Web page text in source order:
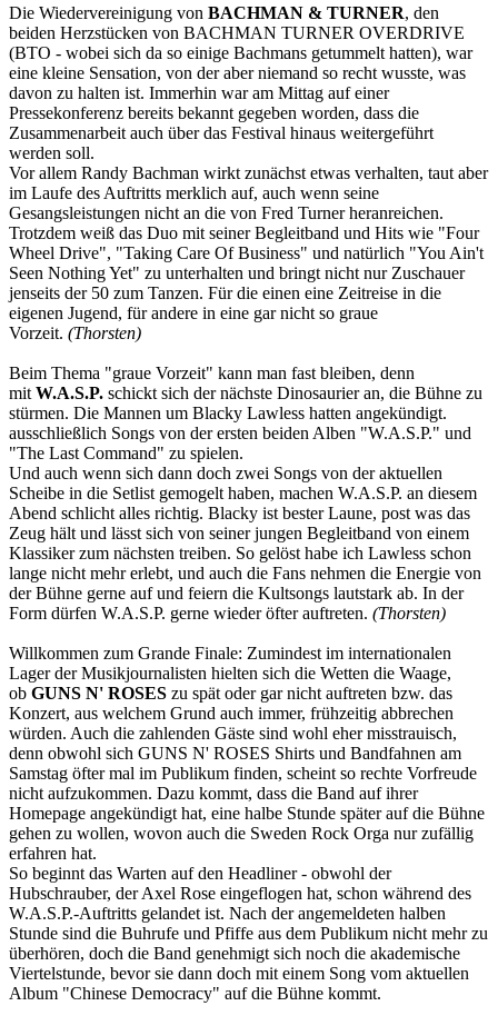
Die Wiedervereinigung von BACHMAN & TURNER, den
beiden Herzstücken von BACHMAN TURNER OVERDRIVE
(BTO - wobei sich da so einige Bachmans getummelt hatten), war
eine kleine Sensation, von der aber niemand so recht wusste, was
davon zu halten ist. Immerhin war am Mittag auf einer
Pressekonferenz bereits bekannt gegeben worden, dass die
Zusammenarbeit auch über das Festival hinaus weitergeführt
werden soll.
Vor allem Randy Bachman wirkt zunächst etwas verhalten, taut aber
im Laufe des Auftritts merklich auf, auch wenn seine
Gesangsleistungen nicht an die von Fred Turner heranreichen.
Trotzdem weiß das Duo mit seiner Begleitband und Hits wie "Four
Wheel Drive", "Taking Care Of Business" und natürlich "You Ain't
Seen Nothing Yet" zu unterhalten und bringt nicht nur Zuschauer
jenseits der 50 zum Tanzen. Für die einen eine Zeitreise in die
eigenen Jugend, für andere in eine gar nicht so graue
Vorzeit. (Thorsten)
Beim Thema "graue Vorzeit" kann man fast bleiben, denn
mit W.A.S.P. schickt sich der nächste Dinosaurier an, die Bühne zu
stürmen. Die Mannen um Blacky Lawless hatten angekündigt.
ausschließlich Songs von der ersten beiden Alben "W.A.S.P." und
"The Last Command" zu spielen.
Und auch wenn sich dann doch zwei Songs von der aktuellen
Scheibe in die Setlist gemogelt haben, machen W.A.S.P. an diesem
Abend schlicht alles richtig. Blacky ist bester Laune, post was das
Zeug hält und lässt sich von seiner jungen Begleitband von einem
Klassiker zum nächsten treiben. So gelöst habe ich Lawless schon
lange nicht mehr erlebt, und auch die Fans nehmen die Energie von
der Bühne gerne auf und feiern die Kultsongs lautstark ab. In der
Form dürfen W.A.S.P. gerne wieder öfter auftreten. (Thorsten)
Willkommen zum Grande Finale: Zumindest im internationalen
Lager der Musikjournalisten hielten sich die Wetten die Waage,
ob GUNS N' ROSES zu spät oder gar nicht auftreten bzw. das
Konzert, aus welchem Grund auch immer, frühzeitig abbrechen
würden. Auch die zahlenden Gäste sind wohl eher misstrauisch,
denn obwohl sich GUNS N' ROSES Shirts und Bandfahnen am
Samstag öfter mal im Publikum finden, scheint so rechte Vorfreude
nicht aufzukommen. Dazu kommt, dass die Band auf ihrer
Homepage angekündigt hat, eine halbe Stunde später auf die Bühne
gehen zu wollen, wovon auch die Sweden Rock Orga nur zufällig
erfahren hat.
So beginnt das Warten auf den Headliner - obwohl der
Hubschrauber, der Axel Rose eingeflogen hat, schon während des
W.A.S.P.-Auftritts gelandet ist. Nach der angemeldeten halben
Stunde sind die Buhrufe und Pfiffe aus dem Publikum nicht mehr zu
überhören, doch die Band genehmigt sich noch die akademische
Viertelstunde, bevor sie dann doch mit einem Song vom aktuellen
Album "Chinese Democracy" auf die Bühne kommt.